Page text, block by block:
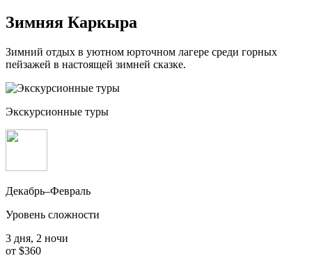
Зимняя Каркыра
Зимний отдых в уютном юрточном лагере среди горных
пейзажей в настоящей зимней сказке.
Экскурсионные туры
Декабрь–Февраль
Уровень сложности
3 дня, 2 ночи
от $360